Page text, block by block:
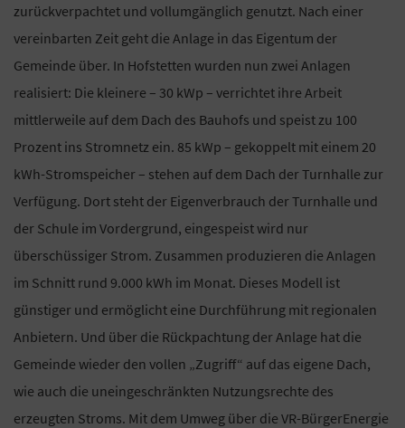
zurückverpachtet und vollumgänglich genutzt. Nach einer
vereinbarten Zeit geht die Anlage in das Eigentum der
Gemeinde über. In Hofstetten wurden nun zwei Anlagen
realisiert: Die kleinere – 30 kWp – verrichtet ihre Arbeit
mittlerweile auf dem Dach des Bauhofs und speist zu 100
Prozent ins Stromnetz ein. 85 kWp – gekoppelt mit einem 20
kWh-Stromspeicher – stehen auf dem Dach der Turnhalle zur
Verfügung. Dort steht der Eigenverbrauch der Turnhalle und
der Schule im Vordergrund, eingespeist wird nur
überschüssiger Strom. Zusammen produzieren die Anlagen
im Schnitt rund 9.000 kWh im Monat. Dieses Modell ist
günstiger und ermöglicht eine Durchführung mit regionalen
Anbietern. Und über die Rückpachtung der Anlage hat die
Gemeinde wieder den vollen „Zugriff“ auf das eigene Dach,
wie auch die uneingeschränkten Nutzungsrechte des
erzeugten Stroms. Mit dem Umweg über die VR-BürgerEnergie